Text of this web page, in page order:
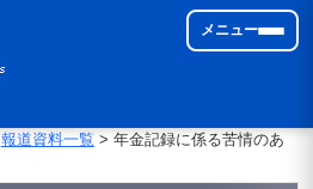
メニュー
報道資料一覧> 年金記録に係る苦情のあ